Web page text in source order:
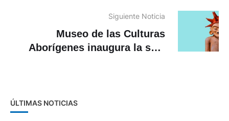
Siguiente Noticia
Museo de las Culturas
Aborígenes inaugura la sala
ÚLTIMAS NOTICIAS